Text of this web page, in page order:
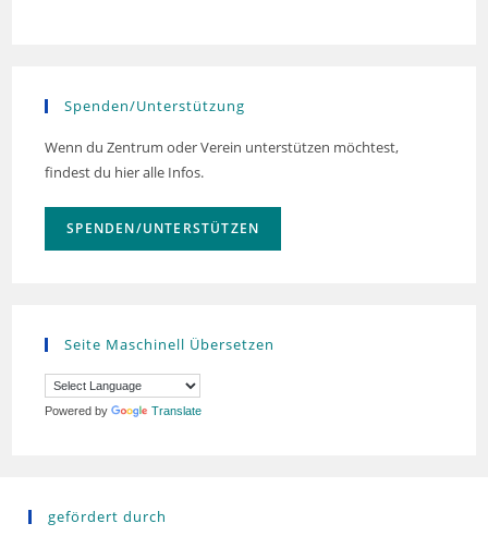
Spenden/Unterstützung
Wenn du Zentrum oder Verein unterstützen möchtest,
findest du hier alle Infos.
SPENDEN/UNTERSTÜTZEN
Seite Maschinell Übersetzen
Powered by Translate
gefördert durch